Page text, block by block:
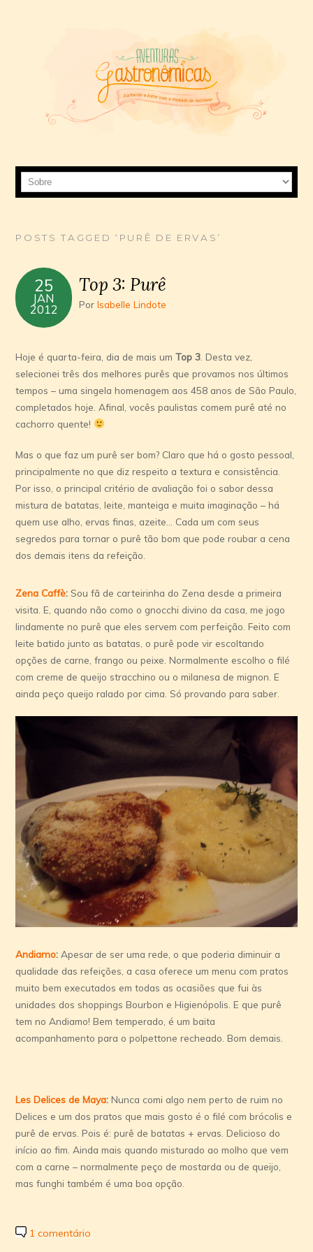
POSTS TAGGED ‘PURÊ DE ERVAS’
25
JAN
2012
Top 3: Purê
PorIsabelle Lindote
Hoje é quarta-feira, dia de mais um Top 3 . Desta vez,
selecionei três dos melhores purês que provamos nos últimos
tempos – uma singela homenagem aos 458 anos de São Paulo,
completados hoje. Afinal, vocês paulistas comem purê até no
cachorro quente!
Mas o que faz um purê ser bom? Claro que há o gosto pessoal,
principalmente no que diz respeito a textura e consistência.
Por isso, o principal critério de avaliação foi o sabor dessa
mistura de batatas, leite, manteiga e muita imaginação – há
quem use alho, ervas finas, azeite… Cada um com seus
segredos para tornar o purê tão bom que pode roubar a cena
dos demais itens da refeição.
Zena Caffè:Sou fã de carteirinha do Zena desde a primeira
visita. E, quando não como o gnocchi divino da casa, me jogo
lindamente no purê que eles servem com perfeição. Feito com
leite batido junto as batatas, o purê pode vir escoltando
opções de carne, frango ou peixe. Normalmente escolho o filé
com creme de queijo stracchino ou o milanesa de mignon. E
ainda peço queijo ralado por cima. Só provando para saber.
Andiamo: Apesar de ser uma rede, o que poderia diminuir a
qualidade das refeições, a casa oferece um menu com pratos
muito bem executados em todas as ocasiões que fui às
unidades dos shoppings Bourbon e Higienópolis. E que purê
tem no Andiamo! Bem temperado, é um baita
acompanhamento para o polpettone recheado. Bom demais.
Les Delices de Maya: Nunca comi algo nem perto de ruim no
Delices e um dos pratos que mais gosto é o filé com brócolis e
purê de ervas. Pois é: purê de batatas + ervas. Delicioso do
início ao fim. Ainda mais quando misturado ao molho que vem
com a carne – normalmente peço de mostarda ou de queijo,
mas funghi também é uma boa opção.
1 comentário